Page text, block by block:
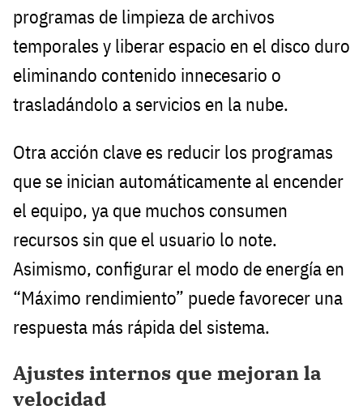
programas de limpieza de archivos
temporales y liberar espacio en el disco duro
eliminando contenido innecesario o
trasladándolo a servicios en la nube.
Otra acción clave es reducir los programas
que se inician automáticamente al encender
el equipo, ya que muchos consumen
recursos sin que el usuario lo note.
Asimismo, configurar el modo de energía en
“Máximo rendimiento” puede favorecer una
respuesta más rápida del sistema.
Ajustes internos que mejoran la
velocidad